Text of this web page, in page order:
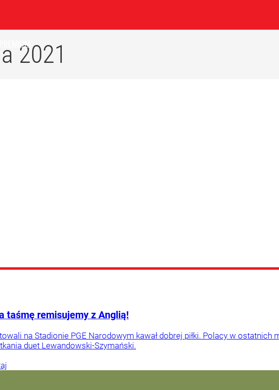
2021
taśmę remisujemy z Anglią!
na Stadionie PGE Narodowym kawał dobrej piłki. Polacy w
duet Lewandowski-Szymański.